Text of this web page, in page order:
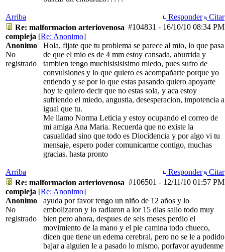
Arriba Responder
Citar
#104831 - 16/10/10 08:34 PM
Re: malformacion arteriovenosa
compleja [Re: Anonimo]
Anonimo
No
registrado
Hola, fijate que tu problema se parece al mio, lo que pasa
de que el mio es de 4 mm estoy cansada, aburrida y
tambien tengo muchisisisisimo miedo, pues sufro de
convulsiones y lo que quiero es acompañarte porque yo
entiendo y se por lo que estas pasando quiero apoyarte
hoy te quiero decir que no estas sola, y aca estoy
sufriendo el miedo, angustia, desesperacion, impotencia a
igual que tu.
Me llamo Norma Leticia y estoy ocupando el correo de
mi amiga Ana Maria. Recuerda que no existe la
casualidad sino que todo es Diocidencia y por algo vi tu
mensaje, espero poder comunicarme contigo, muchas
gracias. hasta pronto
Arriba Responder
Citar
#106501 - 12/11/10 01:57 PM
Re: malformacion arteriovenosa
compleja [Re: Anonimo]
Anonimo
No
registrado
ayuda por favor tengo un niño de 12 años y lo
embolizaron y lo radiaron a lor 15 dias salio todo muy
bien pero ahora, despues de seis meses perdio el
movimiento de la mano y el pie camina todo chueco,
dicen que tiene un edema cerebral, pero no se le a podido
bajar a alguien le a pasado lo mismo, porfavor ayudenme